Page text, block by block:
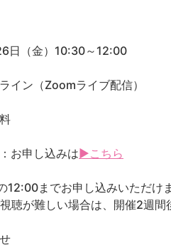
日（金）10:30～12:00
イン（Zoomライブ配信）
お申し込みは▶こちら
12:00までお申し込みいただけま
聴が難しい場合は、開催2週間